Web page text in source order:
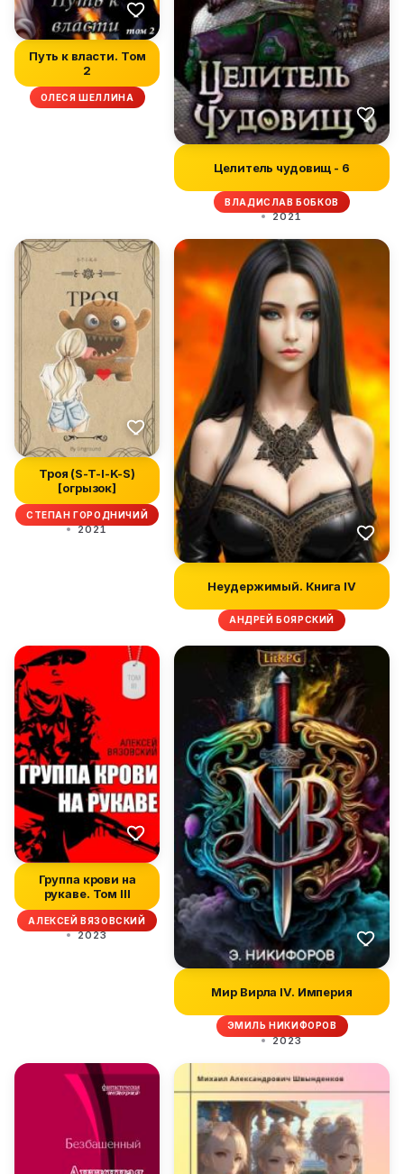
Путь к власти. Том
2
ОЛЕСЯ ШЕЛЛИНА
Целитель чудовищ - 6
ВЛАДИСЛАВ БОБКОВ
2021
Троя (S-T-I-K-S)
[огрызок]
СТЕПАН ГОРОДНИЧИЙ
2021
Неудержимый. Книга IV
АНДРЕЙ БОЯРСКИЙ
Группа крови на
рукаве. Том III
АЛЕКСЕЙ ВЯЗОВСКИЙ
2023
Мир Вирла IV. Империя
ЭМИЛЬ НИКИФОРОВ
2023